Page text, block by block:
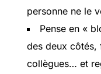
personne ne le
Pense en «
des deux côtés,
collègues… et